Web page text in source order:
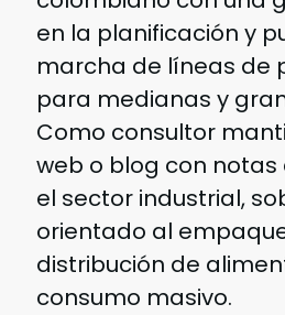
en la planificación y
marcha de líneas de
para medianas y
Como consultor
web o blog con
el sector industrial,
orientado al
distribución de
consumo masivo.